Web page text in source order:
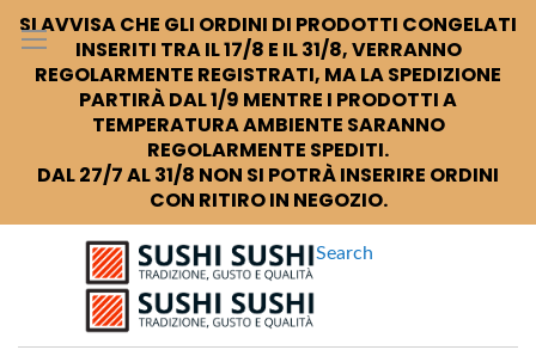
SI AVVISA CHE GLI ORDINI DI PRODOTTI CONGELATI
INSERITI TRA IL 17/8 E IL 31/8, VERRANNO
REGOLARMENTE REGISTRATI, MA LA SPEDIZIONE
PARTIRÀ DAL 1/9 MENTRE I PRODOTTI A
TEMPERATURA AMBIENTE SARANNO
REGOLARMENTE SPEDITI.
DAL 27/7 AL 31/8 NON SI POTRÀ INSERIRE ORDINI
CON RITIRO IN NEGOZIO.
Search